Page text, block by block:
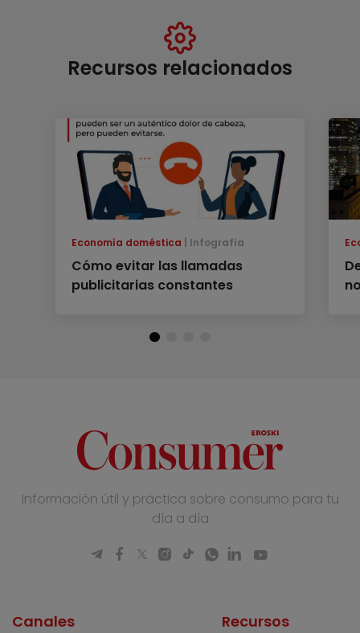
Recursos relacionados
Economía doméstica Infografía
Cómo evitar las llamadas
publicitarias constantes
Información útil y práctica sobre consumo para tu
día a día
Canales Recursos